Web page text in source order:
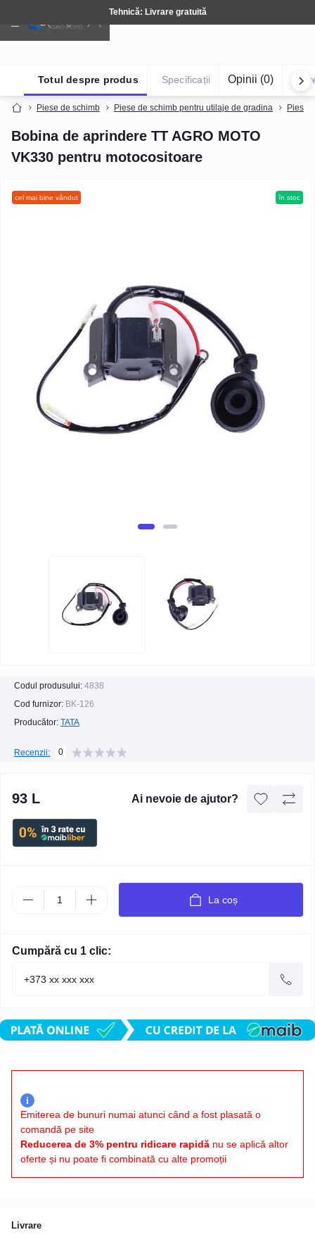
Tehnică: Livrare gratuită
Piese de schimb Piese de schimb pentru utilaje de gradina Piese
Bobina de aprindere TT AGRO MOTO
VK330 pentru motocositoare
Totul despre produs Specificații Opinii (0)
cel mai bine vândut în stoc
Codul produsului: 4838
Cod furnizor: BK-126
Producător: TATA
Recenzii: 0
93 L Ai nevoie de ajutor?
La coș
Cumpără cu 1 clic:
i
Emiterea de bunuri numai atunci când a fost plasată o
comandă pe site
Reducerea de 3% pentru ridicare rapidă nu se aplică altor
oferte și nu poate fi combinată cu alte promoții
Livrare